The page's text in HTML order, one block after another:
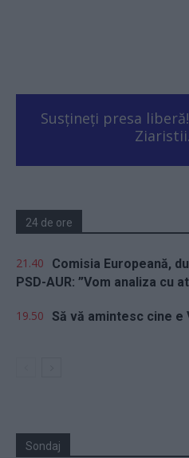
Susțineți presa
24 de ore
21.40
Comisia Europeană,
PSD-AUR: ”Vom analiza cu
19.50 Să vă amintesc cine e
Sondaj